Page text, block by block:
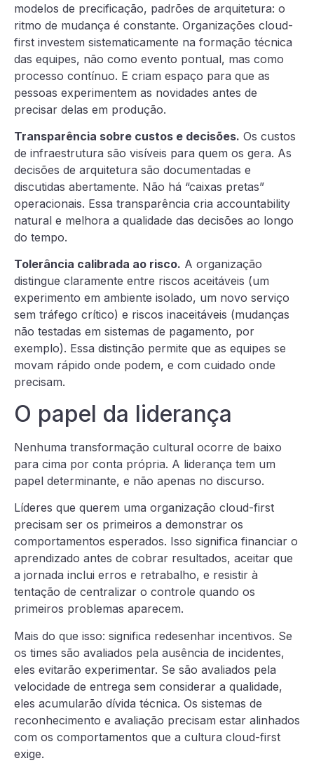
modelos de precificação, padrões de arquitetura: o
ritmo de mudança é constante. Organizações cloud-
first investem sistematicamente na formação técnica
das equipes, não como evento pontual, mas como
processo contínuo. E criam espaço para que as
pessoas experimentem as novidades antes de
precisar delas em produção.
Transparência sobre custos e decisões. Os custos
de infraestrutura são visíveis para quem os gera. As
decisões de arquitetura são documentadas e
discutidas abertamente. Não há “caixas pretas”
operacionais. Essa transparência cria accountability
natural e melhora a qualidade das decisões ao longo
do tempo.
Tolerância calibrada ao risco. A organização
distingue claramente entre riscos aceitáveis (um
experimento em ambiente isolado, um novo serviço
sem tráfego crítico) e riscos inaceitáveis (mudanças
não testadas em sistemas de pagamento, por
exemplo). Essa distinção permite que as equipes se
movam rápido onde podem, e com cuidado onde
precisam.
O papel da liderança
Nenhuma transformação cultural ocorre de baixo
para cima por conta própria. A liderança tem um
papel determinante, e não apenas no discurso.
Líderes que querem uma organização cloud-first
precisam ser os primeiros a demonstrar os
comportamentos esperados. Isso significa financiar o
aprendizado antes de cobrar resultados, aceitar que
a jornada inclui erros e retrabalho, e resistir à
tentação de centralizar o controle quando os
primeiros problemas aparecem.
Mais do que isso: significa redesenhar incentivos. Se
os times são avaliados pela ausência de incidentes,
eles evitarão experimentar. Se são avaliados pela
velocidade de entrega sem considerar a qualidade,
eles acumularão dívida técnica. Os sistemas de
reconhecimento e avaliação precisam estar alinhados
com os comportamentos que a cultura cloud-first
exige.